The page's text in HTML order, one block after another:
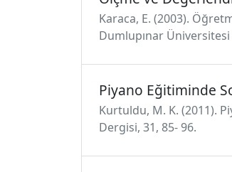
Karaca, E. (2003).
Dumlupınar
Piyano Eğitiminde
Kurtuldu, M. K. (2011).
Dergisi, 31, 85- 96.